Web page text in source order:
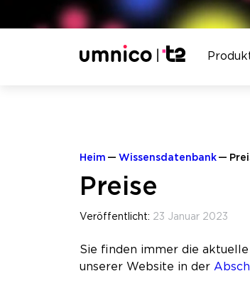
Heim Wissensdatenbank
Preise
Veröffentlicht: 23 Januar 2023
Sie finden immer die
unserer Website in der